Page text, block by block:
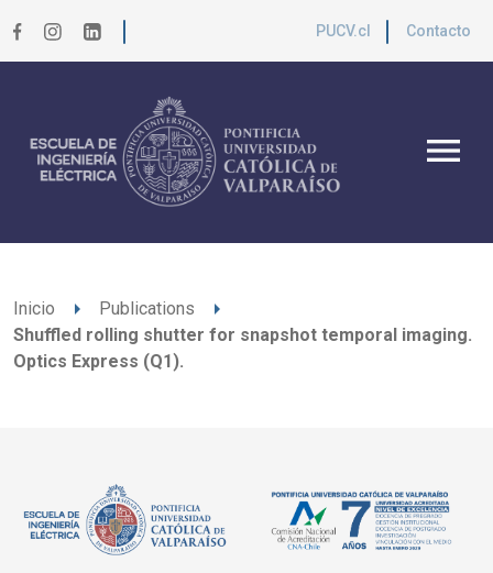
PUCV.cl Contacto
menu
Inicio arrow_right Publications arrow_right
Shuffled rolling shutter for snapshot temporal imaging.
Optics Express (Q1).